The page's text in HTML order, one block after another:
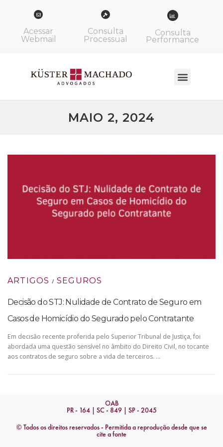
Acessar
Webmail
Consulta
Processual
Consulta
Performance
MAIO 2, 2024
ARTIGOS /SEGUROS
Decisão do STJ: Nulidade de Contrato de Seguro em
Casos de Homicídio do Segurado pelo Contratante
Em decisão recente proferida pelo Superior Tribunal de Justiça, foi
abordada uma questão sensível no âmbito do Direito Civil, no tocante
aos contratos de seguro sobre a vida de terceiros. …
OAB
PR - 164 | SC - 849 | SP - 2045
© Todos os direitos reservados - Permitida a reprodução desde que se
cite a fonte